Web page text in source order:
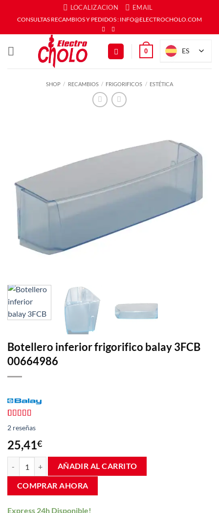
LOCALIZACION EMAIL
CONSULTAS RECAMBIOS Y PEDIDOS : INFO@ELECTROCHOLO.COM
0 ES
SHOP / RECAMBIOS / FRIGORIFICOS / ESTÉTICA
Botellero inferior frigorifico balay 3FCB
00664986
Valorado
con4.50
de 5 en
base a
2
valoraciones
de clientes
2 reseñas
25,41€
Botellero inferior frigorifico balay 3FCB 00664986 cantidad
AÑADIR AL CARRITO
COMPRAR AHORA
Express 24h Disponible!